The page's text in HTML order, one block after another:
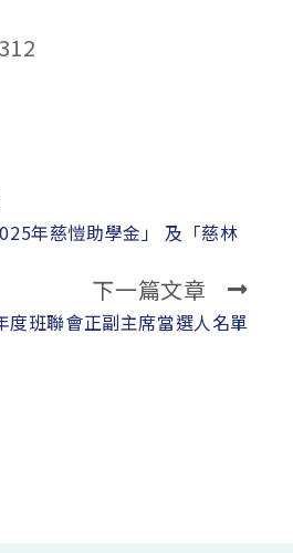
312
年慈愷助學金」 及「慈林
下一篇文章
度班聯會正副主席當選人名單